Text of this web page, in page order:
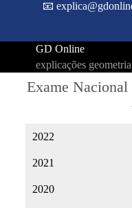
📧
GD Online
explicações
Exame
2022
2021
2020